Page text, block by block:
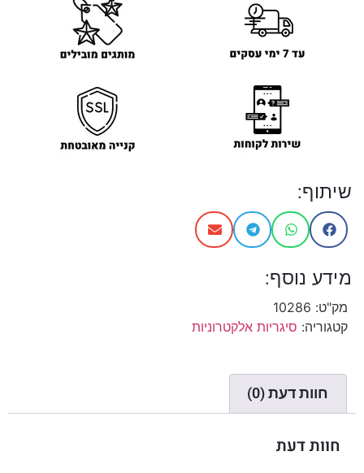
שיתוף:
מידע נוסף:
מק"ט: 10286
קטגוריה: סיגריות אלקטרוניות
חוות דעת (0)
חוות דעת